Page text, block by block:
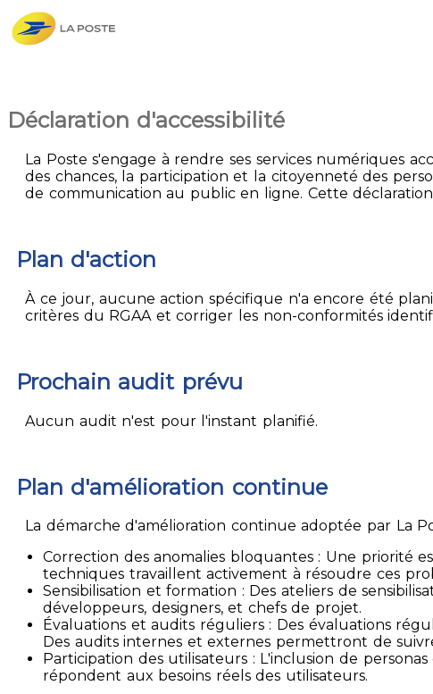
Déclaration d'accessibilité
La Poste s'engage à rendre ses services numériques
des chances, la participation et la citoyenneté des
de communication au public en ligne. Cette
Plan d'action
À ce jour, aucune action spécifique n'a encore été
critères du RGAA et corriger les non-conformités
Prochain audit prévu
Aucun audit n'est pour l'instant planifié.
Plan d'amélioration continue
La démarche d'amélioration continue adoptée par La
Correction des anomalies bloquantes : Une priorité
techniques travaillent activement à résoudre ces
Sensibilisation et formation : Des ateliers de
développeurs, designers, et chefs de projet.
Évaluations et audits réguliers : Des évaluations
Des audits internes et externes permettront de
Participation des utilisateurs : L'inclusion de
répondent aux besoins réels des utilisateurs.